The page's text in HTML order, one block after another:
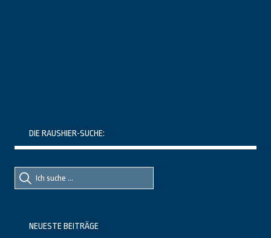
DIE RAUSHIER-SUCHE:
Suche
nach::
Suche
nach:
NEUESTE BEITRÄGE